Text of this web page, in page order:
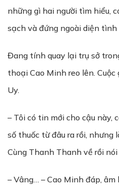
những gì hai người tìm hiểu,
sạch và đứng ngoài diện tình
Đang tính quay lại trụ sở
thoại Cao Minh reo lên.
Uy.
– Tôi có tin mới cho cậu này,
số thuốc từ đâu ra rồi, nhưng
Cùng Thanh Thanh về rồi
– Vâng… – Cao Minh đáp,